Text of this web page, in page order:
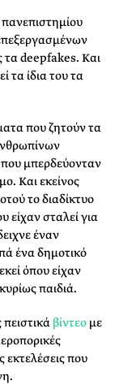
deepfakes. Και
τα ίδια του τα
που ζητούν τα
μπερδεύονταν
Και εκείνος
το διαδίκτυο
σταλεί για
έναν
ένα δημοτικό
όπου είχαν
παιδιά.
πειστικά βίντεο με
εκτελέσεις που